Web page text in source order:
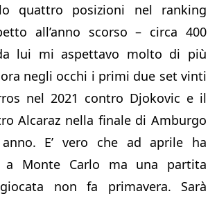
quattro posizioni nel ranking
all’anno scorso – circa 400
lui mi aspettavo molto di più
negli occhi i primi due set vinti
nel 2021 contro Djokovic e il
Alcaraz nella finale di Amburgo
E’ vero che ad aprile ha
a Monte Carlo ma una partita
non fa primavera. Sarà